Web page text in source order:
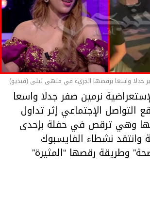
06:25
جدلا واسعا برقصها الجريء في ملهى ليلى (فيديو)
نرمين صفر جدلا واسعا
التواصل الإجتماعي إثر تداول
وهي ترقص في حفلة بإحدى
وانتقد نشطاء الفايسبوك
وطريقة رقصها “المثيرة”